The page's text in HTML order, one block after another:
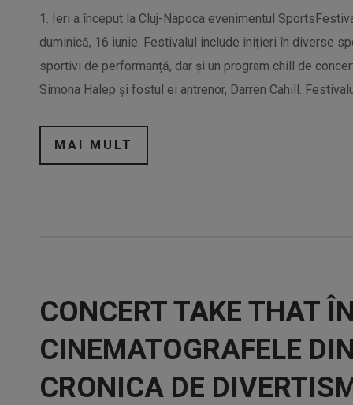
1. Ieri a început la Cluj-Napoca evenimentul
duminică, 16 iunie. Festivalul include inițieri în diverse
sportivi de performanță, dar și un program chill de
Simona Halep și fostul ei antrenor, Darren Cahill.
MAI MULT
CONCERT TAKE THAT
CINEMATOGRAFELE
CRONICA DE